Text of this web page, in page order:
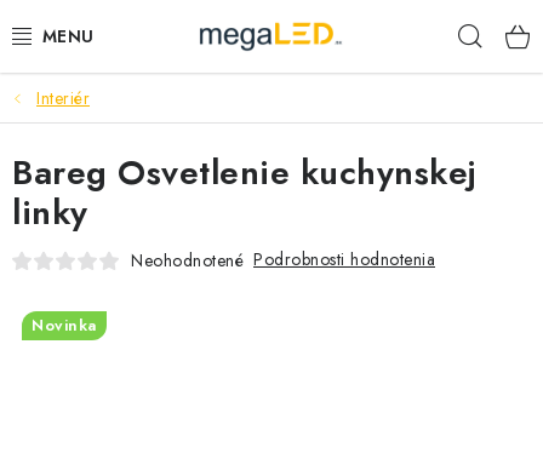
na
PRIEMYSEL
SVIETIDLÁ
ŽIAROVKY A TRUBICE
Interiér
Bareg Osvetlenie kuchynskej
linky
Neohodnotené Podrobnosti hodnotenia
Novinka